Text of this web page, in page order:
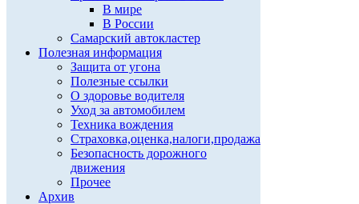
В мире
В России
Самарский автокластер
Полезная информация
Защита от угона
Полезные ссылки
О здоровье водителя
Уход за автомобилем
Техника вождения
Страховка,оценка,налоги,продажа
Безопасность дорожного
движения
Прочее
Архив